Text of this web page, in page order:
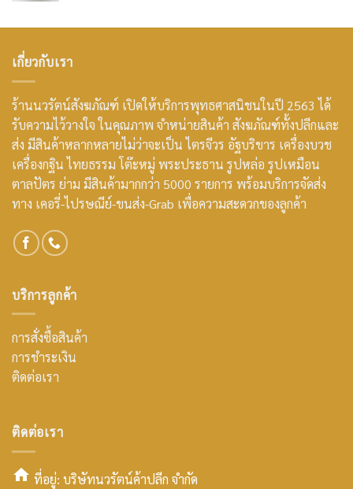
เกี่ยวกับเรา
ร้านนวรัตน์สังฆภัณฑ์ เปิดให้บริการพุทธศาสนิชนในปี 2563 ได้
รับความไว้วางใจ ในคุณภาพ จำหน่ายสินค้า สังฆภัณฑ์ทั้งปลีกและ
ส่ง มีสินค้าหลากหลายไม่ว่าจะเป็น ไตรจีวร อัฐบริขาร เครื่องบวช
เครื่องกฐิน ไทยธรรม โต๊ะหมู่ พระประธาน รูปหล่อ รูปเหมือน
ตาลปัตร ย่าม มีสินค้ามากกว่า 5000 รายการ พร้อมบริการจัดส่ง
ทาง เคอรี่-ไปรษณีย์-ขนส่ง-Grab เพื่อความสะดวกของลูกค้า
บริการลูกค้า
การสั่งซื้อสินค้า
การชำระเงิน
ติดต่อเรา
ติดต่อเรา
ที่อยู่: บริษัทนวรัตน์ค้าปลีก จำกัด